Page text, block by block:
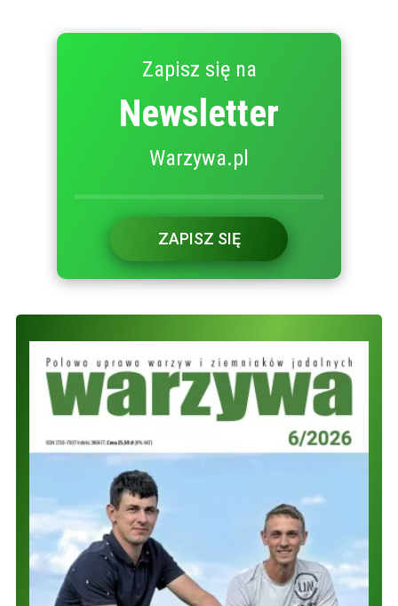
Zapisz się na
Newsletter
Warzywa.pl
ZAPISZ SIĘ